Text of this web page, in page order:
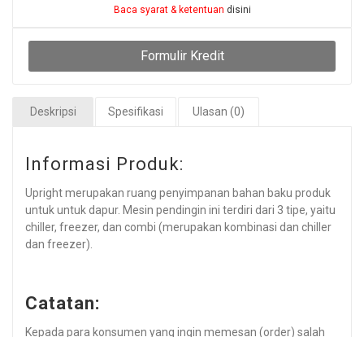
Baca syarat & ketentuan disini
Formulir Kredit
Deskripsi Spesifikasi Ulasan (0)
Informasi Produk:
Upright merupakan ruang penyimpanan bahan baku produk
untuk untuk dapur. Mesin pendingin ini terdiri dari 3 tipe, yaitu
chiller, freezer, dan combi (merupakan kombinasi dan chiller
dan freezer).
Catatan:
Kepada para konsumen yang ingin memesan (order) salah